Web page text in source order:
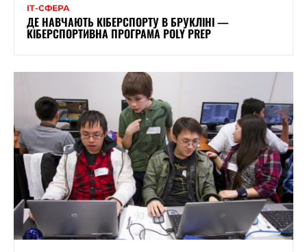
ІТ-СФЕРА
ДЕ НАВЧАЮТЬ КІБЕРСПОРТУ В БРУКЛІНІ —
КІБЕРСПОРТИВНА ПРОГРАМА POLY PREP